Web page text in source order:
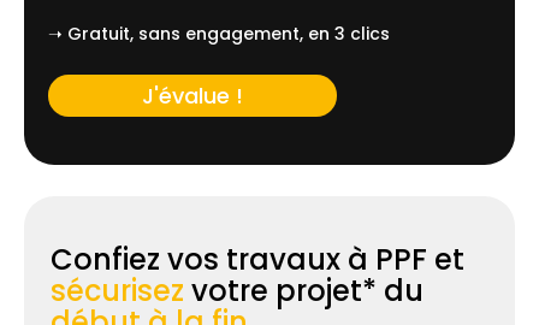
➝ Gratuit, sans engagement, en 3 clics
J'évalue !
Confiez vos travaux à PPF et
sécurisez votre projet* du